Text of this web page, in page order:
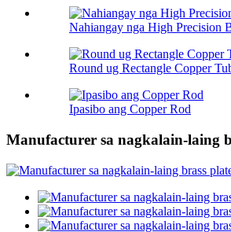
Nahiangay nga High Precision
Round ug Rectangle Copper
Ipasibo ang Copper Rod
Manufacturer sa nagkalain-laing